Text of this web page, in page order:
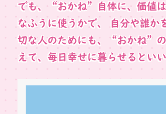
でも、“おかね”自体に、価値
なふうに使うかで、 自分や誰か
切な人のためにも、“おかね”
えて、毎日幸せに暮らせるといい